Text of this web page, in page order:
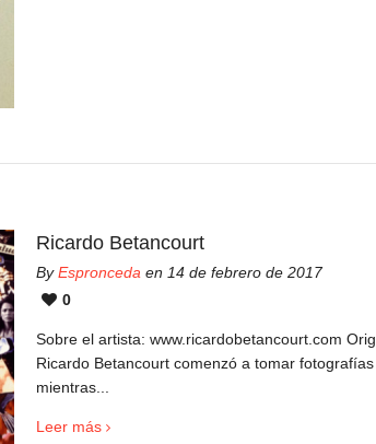
Ricardo Betancourt
ByEspronceda en 14 de febrero de 2017
0
Sobre el artista: www.ricardobetancourt.com
Ricardo Betancourt comenzó a tomar
mientras...
Leer más